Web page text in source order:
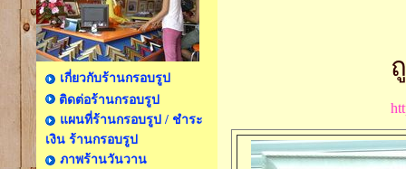
เกี่ยวกับร้านกรอบรูป
ติดต่อร้านกรอบรูป
แผนที่ร้านกรอบรูป / ชำระ
เงิน ร้านกรอบรูป
ภาพร้านวันวาน